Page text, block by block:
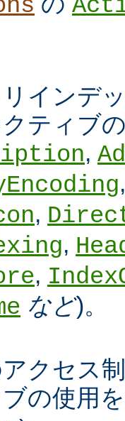
インデ
ティブ
,
,
,
,
など)。
クセス
の使用